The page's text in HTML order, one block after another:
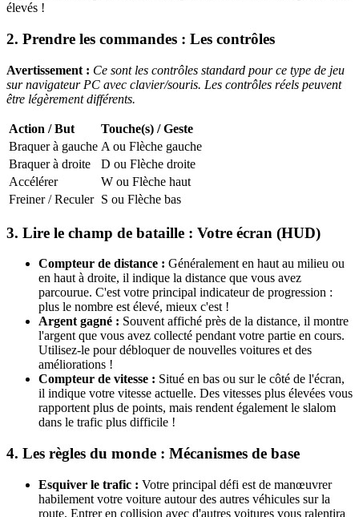
élevés !
2. Prendre les commandes : Les contrôles
Avertissement : Ce sont les contrôles standard pour ce type de jeu
sur navigateur PC avec clavier/souris. Les contrôles réels peuvent
être légèrement différents.
Action / But
Touche(s) / Geste
Braquer à gauche A ou Flèche gauche
Braquer à droite
D ou Flèche droite
Accélérer
W ou Flèche haut
Freiner / Reculer S ou Flèche bas
3. Lire le champ de bataille : Votre écran (HUD)
Compteur de distance : Généralement en haut au milieu ou
en haut à droite, il indique la distance que vous avez
parcourue. C'est votre principal indicateur de progression :
plus le nombre est élevé, mieux c'est !
Argent gagné : Souvent affiché près de la distance, il montre
l'argent que vous avez collecté pendant votre partie en cours.
Utilisez-le pour débloquer de nouvelles voitures et des
améliorations !
Compteur de vitesse : Situé en bas ou sur le côté de l'écran,
il indique votre vitesse actuelle. Des vitesses plus élevées vous
rapportent plus de points, mais rendent également le slalom
dans le trafic plus difficile !
4. Les règles du monde : Mécanismes de base
Esquiver le trafic : Votre principal défi est de manœuvrer
habilement votre voiture autour des autres véhicules sur la
route. Entrer en collision avec d'autres voitures vous ralentira